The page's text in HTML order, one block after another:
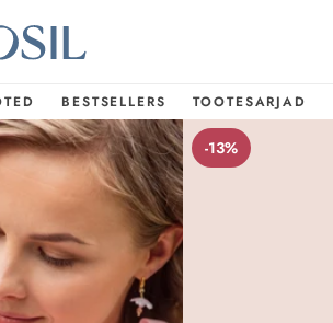
BESTSELLERS TOOTESARJAD
-13%